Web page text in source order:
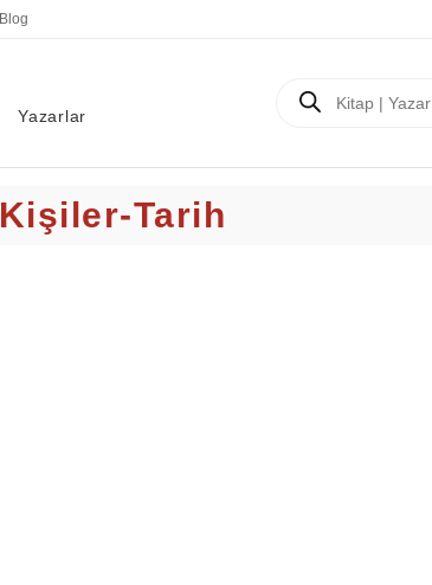
Blog
Yazarlar
search
Kişiler-Tarih